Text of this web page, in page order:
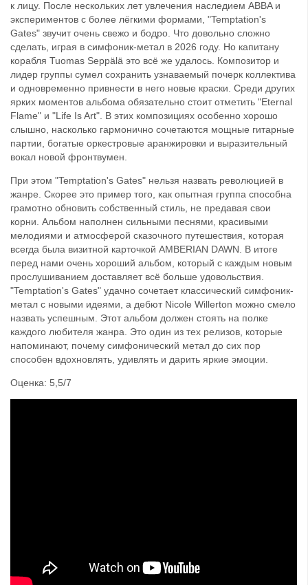
к лицу. После нескольких лет увлечения наследием ABBA и
экспериментов с более лёгкими формами, "Temptation's
Gates" звучит очень свежо и бодро. Что довольно сложно
сделать, играя в симфоник-метал в 2026 году. Но капитану
корабля Tuomas Seppälä это всё же удалось. Композитор и
лидер группы сумел сохранить узнаваемый почерк коллектива
и одновременно привнести в него новые краски. Среди других
ярких моментов альбома обязательно стоит отметить "Eternal
Flame" и "Life Is Art". В этих композициях особенно хорошо
слышно, насколько гармонично сочетаются мощные гитарные
партии, богатые оркестровые аранжировки и выразительный
вокал новой фронтвумен.
При этом "Temptation's Gates" нельзя назвать революцией в
жанре. Скорее это пример того, как опытная группа способна
грамотно обновить собственный стиль, не предавая свои
корни. Альбом наполнен сильными песнями, красивыми
мелодиями и атмосферой сказочного путешествия, которая
всегда была визитной карточкой AMBERIAN DAWN. В итоге
перед нами очень хороший альбом, который с каждым новым
прослушиванием доставляет всё больше удовольствия.
"Temptation's Gates" удачно сочетает классический симфоник-
метал с новыми идеями, а дебют Nicole Willerton можно смело
назвать успешным. Этот альбом должен стоять на полке
каждого любителя жанра. Это один из тех релизов, которые
напоминают, почему симфонический метал до сих пор
способен вдохновлять, удивлять и дарить яркие эмоции.
Оценка: 5,5/7